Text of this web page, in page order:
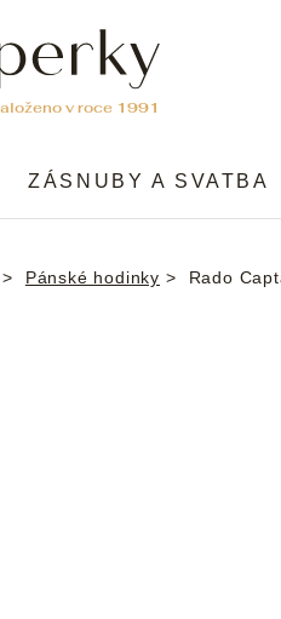
ZÁSNUBY A SVATBA
Pánské hodinky Rado